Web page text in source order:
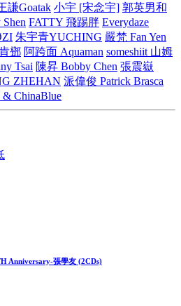
謙Goatak 小宇 [宋念宇] 郭英男和
Shen FATTY 飛踢胖 Everydaze
朱宇青YUCHING 嚴梵 Fan Yen
鄧 阿跨面 Aquaman someshiit 山姆
Tsai 陳昇 Bobby Chen 張震嶽
ZHEHAN 派偉俊 Patrick Brasca
ChinaBlue
Anniversary-張學友 (2CDs)